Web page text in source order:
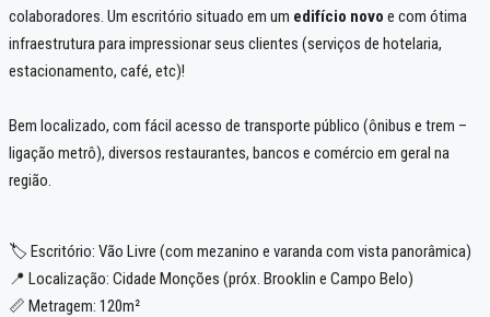
colaboradores. Um escritório situado em um edifício novo e com ótima
infraestrutura para impressionar seus clientes (serviços de hotelaria,
estacionamento, café, etc)!
Bem localizado, com fácil acesso de transporte público (ônibus e trem –
ligação metrô), diversos restaurantes, bancos e comércio em geral na
região.
🏷️ Escritório: Vão Livre (com mezanino e varanda com vista panorâmica)
📍 Localização: Cidade Monções (próx. Brooklin e Campo Belo)
📏 Metragem: 120m²